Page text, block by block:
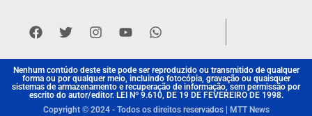
Nenhum contúdo deste site pode ser reproduzido ou transmitido de qualquer
forma ou por qualquer meio, incluindo fotocópia, gravação ou quaisquer
sistemas de armazenamento e recuperação de informação, sem permissão por
escrito do autor/editor. LEI Nº 9.610, DE 19 DE FEVEREIRO DE 1998.
Copyright © 2024 - Todos os direitos reservados | MTT News